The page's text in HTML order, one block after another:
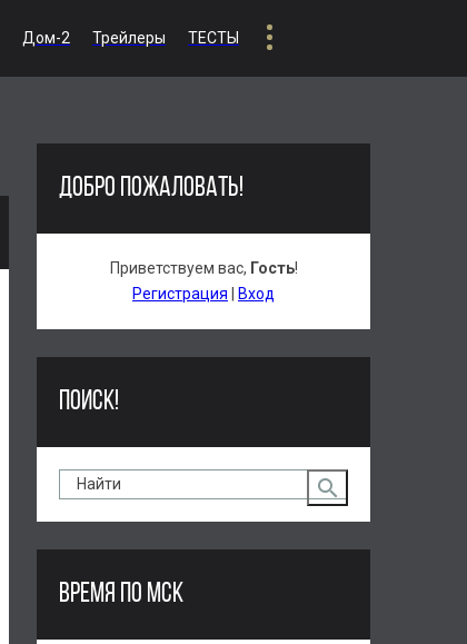
Дом-2 Трейлеры ТЕСТЫ
ДОБРО ПОЖАЛОВАТЬ!
Приветствуем вас, Гость!
Регистрация
Вход
ПОИСК!
ВРЕМЯ ПО МСК